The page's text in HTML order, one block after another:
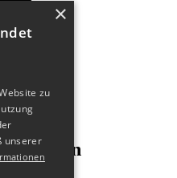
×
zu
unserer